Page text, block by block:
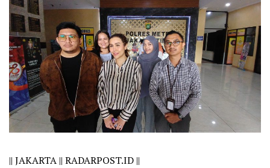
|| JAKARTA || RADARPOST.ID ||